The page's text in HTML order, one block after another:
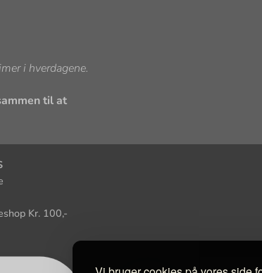
i hverdagene.
til at
Kr. 100,-